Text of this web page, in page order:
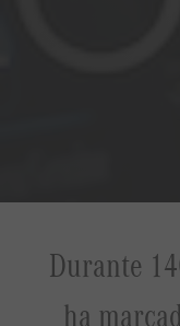
Durante
ha